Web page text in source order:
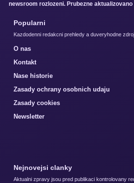
newsroom rozlozeni. Prubezne
Popularni
Kazdodenni redakcni prehledy a duveryhodne
O nas
Kontakt
Nase historie
Zasady ochrany osobnich udaju
Zasady cookies
Newsletter
Nejnovejsi clanky
Aktualni zpravy jsou pred publikaci kontrolovany